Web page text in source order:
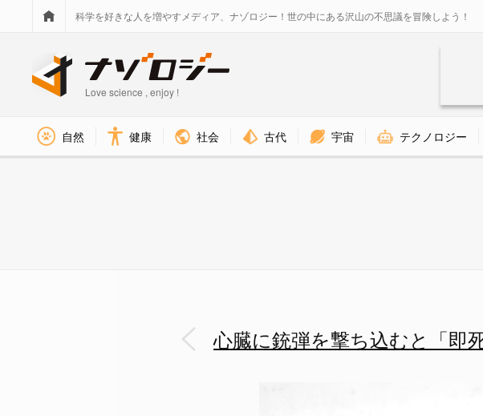
科学を好きな人を増やすメディア、ナゾロジー！世の中にある沢山の不思議を冒険しよう！
Love science , enjoy !
自然 健康 社会 古代 宇宙 テクノロジー
心臓に銃弾を撃ち込むと「即